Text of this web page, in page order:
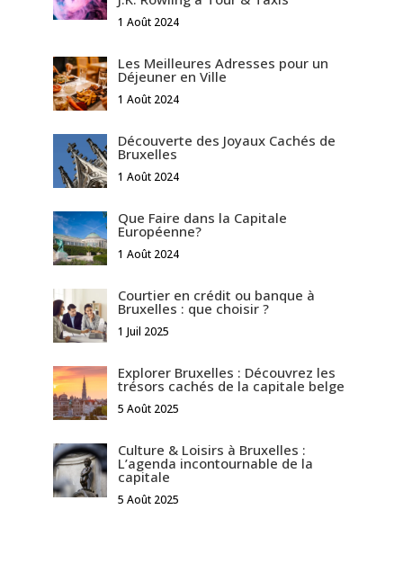
1 Août 2024
Les Meilleures Adresses pour un
Déjeuner en Ville
1 Août 2024
Découverte des Joyaux Cachés de
Bruxelles
1 Août 2024
Que Faire dans la Capitale
Européenne?
1 Août 2024
Courtier en crédit ou banque à
Bruxelles : que choisir ?
1 Juil 2025
Explorer Bruxelles : Découvrez les
trésors cachés de la capitale belge
5 Août 2025
Culture & Loisirs à Bruxelles :
L’agenda incontournable de la
capitale
5 Août 2025